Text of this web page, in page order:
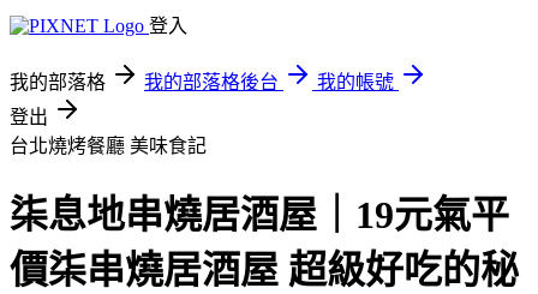
登入
我的部落格 我的部落格後台
我的帳號
登出
台北燒烤餐廳 美味食記
柒息地串燒居酒屋｜19元氣平
價柒串燒居酒屋 超級好吃的秘